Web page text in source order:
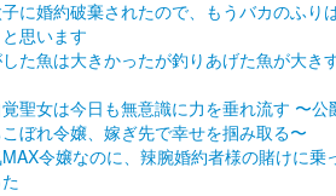
に婚約破棄されたので、もうバカのふり
思います
た魚は大きかったが釣りあげた魚が大き
聖女は今日も無意識に力を垂れ流す 〜公
ぼれ令嬢、嫁ぎ先で幸せを掴み取る〜
令嬢なのに、辣腕婚約者様の賭けに乗